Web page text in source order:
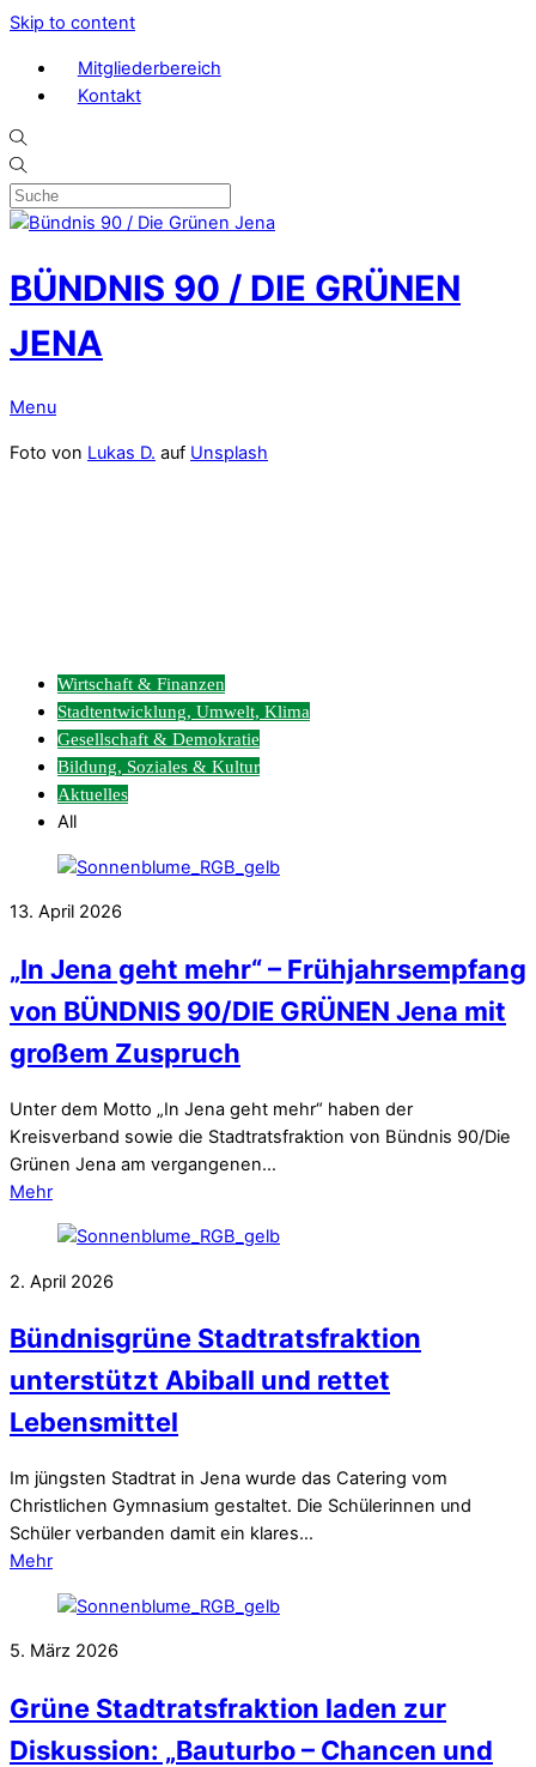
Skip to content
Mitgliederbereich
Kontakt
BÜNDNIS 90 / DIE GRÜNEN
JENA
Menu
Foto von Lukas D. auf Unsplash
Wirtschaft & Finanzen
Stadtentwicklung, Umwelt, Klima
Gesellschaft & Demokratie
Bildung, Soziales & Kultur
Aktuelles
All
13. April 2026
„In Jena geht mehr“ – Frühjahrsempfang
von BÜNDNIS 90/DIE GRÜNEN Jena mit
großem Zuspruch
Unter dem Motto „In Jena geht mehr“ haben der
Kreisverband sowie die Stadtratsfraktion von Bündnis 90/Die
Grünen Jena am vergangenen…
Mehr
2. April 2026
Bündnisgrüne Stadtratsfraktion
unterstützt Abiball und rettet
Lebensmittel
Im jüngsten Stadtrat in Jena wurde das Catering vom
Christlichen Gymnasium gestaltet. Die Schülerinnen und
Schüler verbanden damit ein klares…
Mehr
5. März 2026
Grüne Stadtratsfraktion laden zur
Diskussion: „Bauturbo – Chancen und